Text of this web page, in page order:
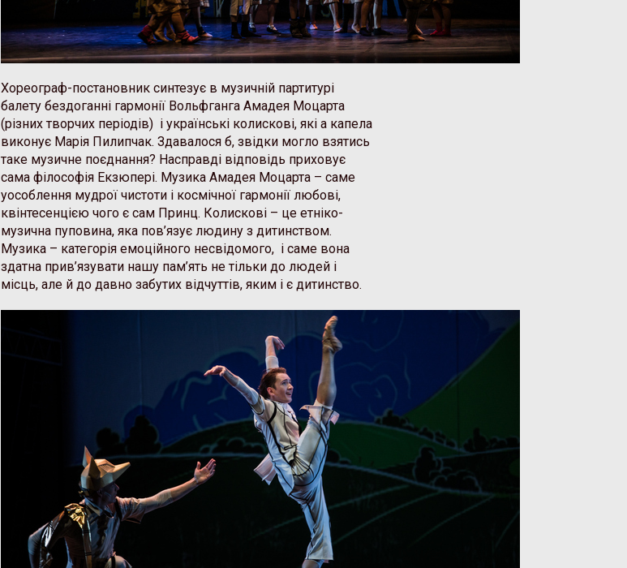
Хореограф-постановник синтезує в музичній партитурі
балету бездоганні гармонії Вольфганга Амадея Моцарта
(різних творчих періодів) і українські колискові, які а капела
виконує Марія Пилипчак. Здавалося б, звідки могло взятись
таке музичне поєднання? Насправді відповідь приховує
сама філософія Екзюпері. Музика Амадея Моцарта – саме
уособлення мудрої чистоти і космічної гармонії любові,
квінтесенцією чого є сам Принц. Колискові – це етніко-
музична пуповина, яка пов’язує людину з дитинством.
Музика – категорія емоційного несвідомого, і саме вона
здатна прив’язувати нашу пам’ять не тільки до людей і
місць, але й до давно забутих відчуттів, яким і є дитинство.